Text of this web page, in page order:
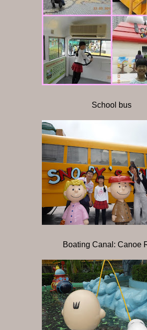
School bus
Boating Canal: Canoe